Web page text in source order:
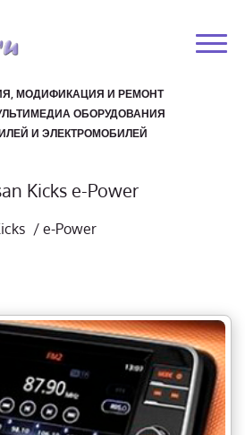
МОДИФИКАЦИЯ И РЕМОНТ
ОБОРУДОВАНИЯ
И ЭЛЕКТРОМОБИЛЕЙ
Kicks e-Power
/ e-Power